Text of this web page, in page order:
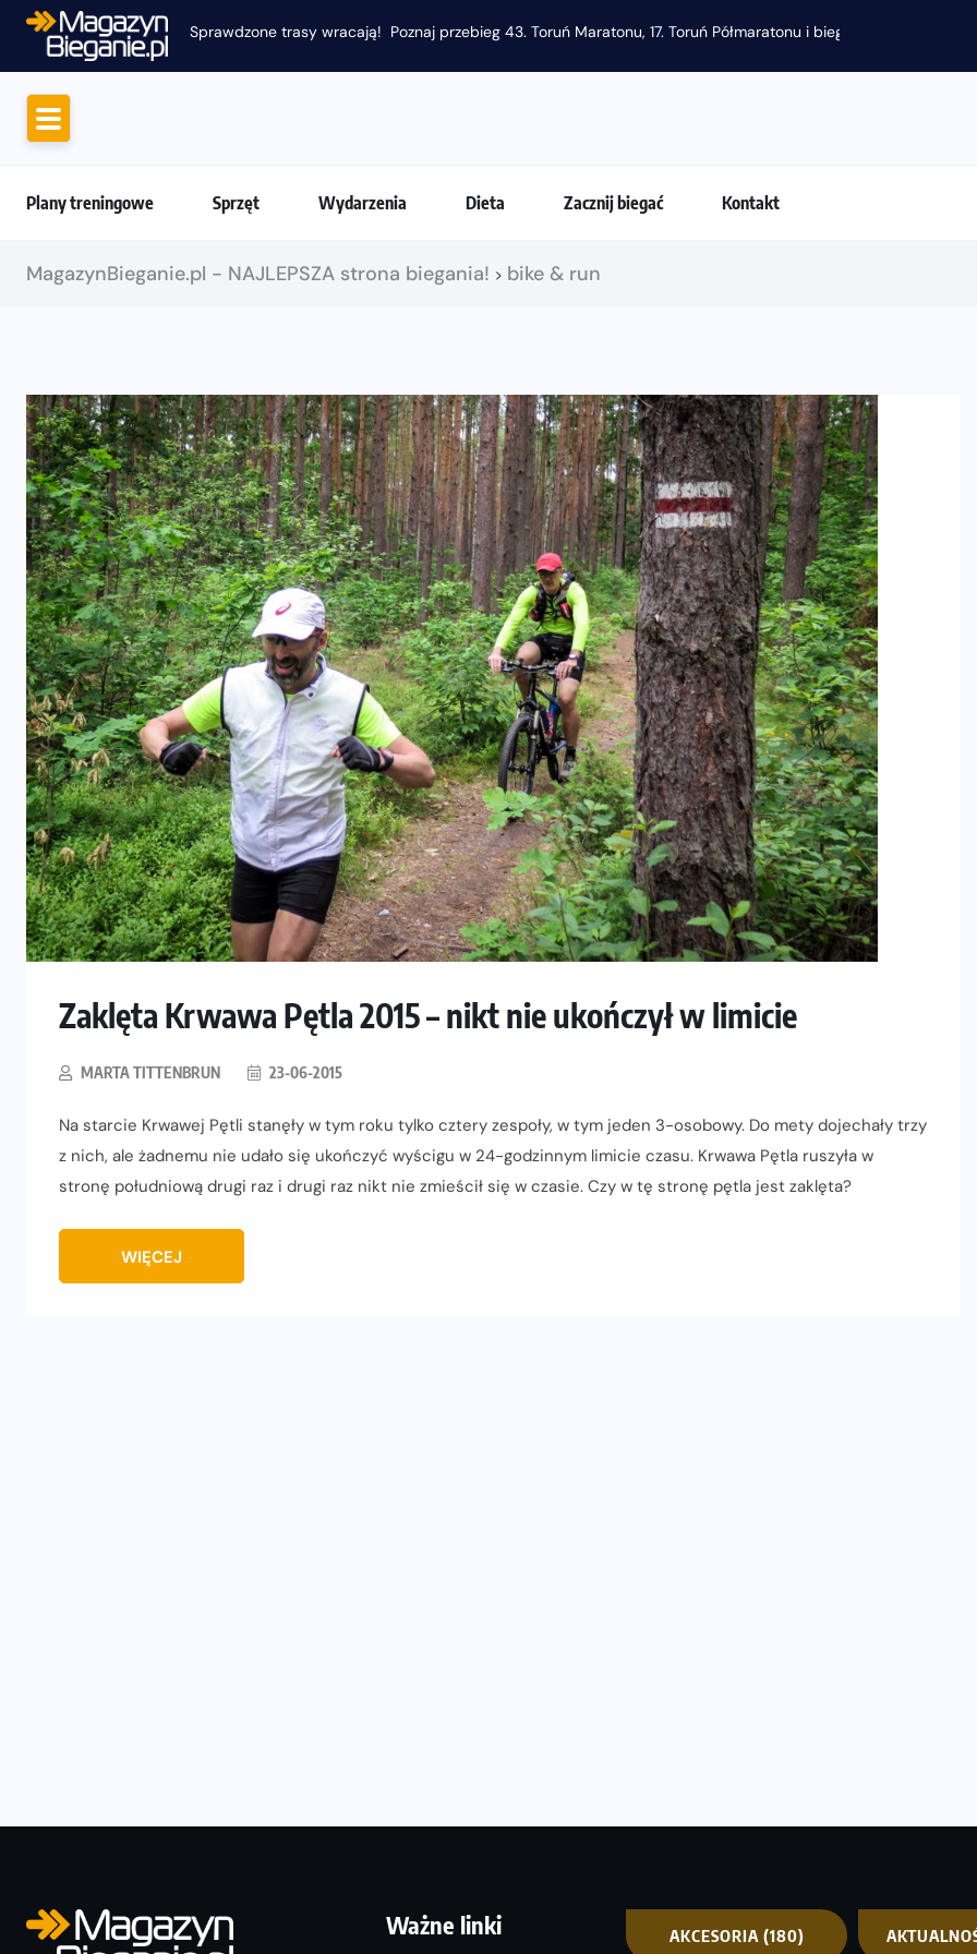
Sprawdzone trasy wracają! Poznaj przebieg 43. Toruń Maratonu, 17. Toruń Półmaratonu i biegu na 5 km
Plany treningowe Sprzęt Wydarzenia Dieta Zacznij biegać Kontakt
MagazynBieganie.pl - NAJLEPSZA strona biegania! > bike & run
Zaklęta Krwawa Pętla 2015 – nikt nie ukończył w limicie
MARTA TITTENBRUN 23-06-2015
Na starcie Krwawej Pętli stanęły w tym roku tylko cztery zespoły, w tym jeden 3-osobowy. Do mety dojechały trzy
z nich, ale żadnemu nie udało się ukończyć wyścigu w 24-godzinnym limicie czasu. Krwawa Pętla ruszyła w
stronę południową drugi raz i drugi raz nikt nie zmieścił się w czasie. Czy w tę stronę pętla jest zaklęta?
WIĘCEJ
Ważne linki AKCESORIA (180)